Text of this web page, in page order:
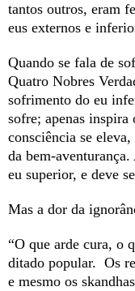
tantos outros, eram
eus externos e
Quando se fala de
Quatro Nobres
sofrimento do eu
sofre; apenas
consciência se
da bem-
eu superior, e deve
Mas a dor da
“O que arde cura, o
ditado popular. Os
e mesmo os